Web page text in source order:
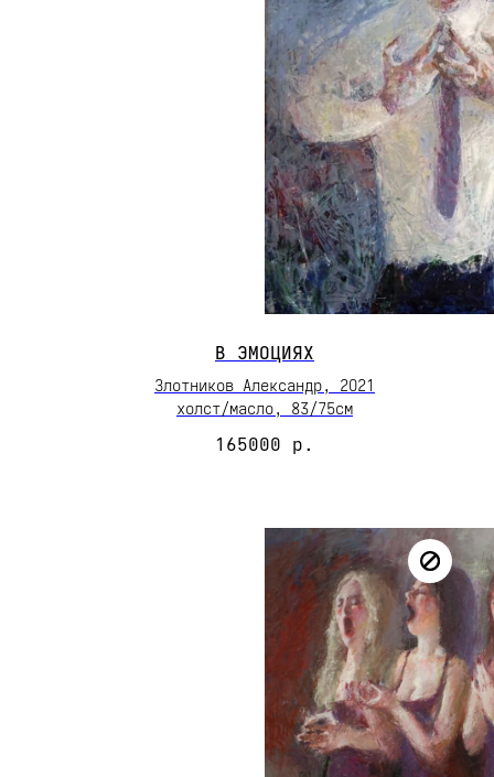
В ЭМОЦИЯХ
Злотников Александр, 2О21
холст/масло, 83/75см
165000 р.